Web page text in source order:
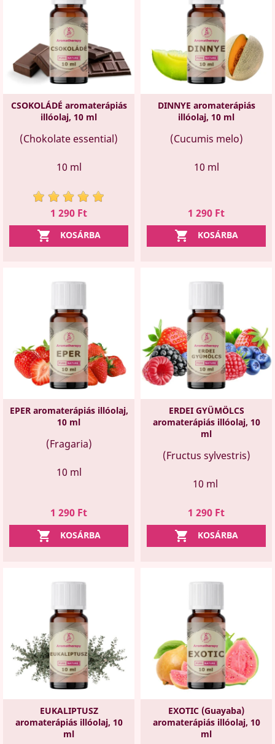
CSOKOLÁDÉ aromaterápiás
illóolaj, 10 ml
(Chokolate essential)
10 ml
Ár
1 290 Ft
 KOSÁRBA
DINNYE aromaterápiás
illóolaj, 10 ml
(Cucumis melo)
10 ml
Ár
1 290 Ft
 KOSÁRBA
EPER aromaterápiás illóolaj,
10 ml
(Fragaria)
10 ml
Ár
1 290 Ft
 KOSÁRBA
ERDEI GYÜMÖLCS
aromaterápiás illóolaj, 10
ml
(Fructus sylvestris)
10 ml
Ár
1 290 Ft
 KOSÁRBA
EUKALIPTUSZ
aromaterápiás illóolaj, 10
ml
EXOTIC (Guayaba)
aromaterápiás illóolaj, 10
ml